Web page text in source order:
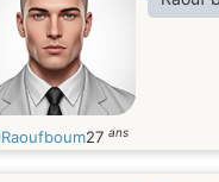
Raoufboum27 ans